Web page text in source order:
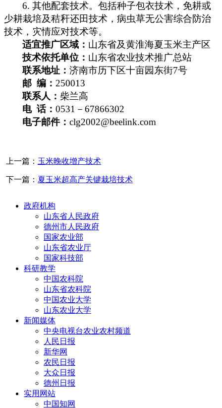
6.其他配套技术。包括种子包衣技术，免耕或
少耕栽培及秸秆还田技术，病虫草无公害综合防治
技术，灾情应对技术等。
适宜推广区域： 山东省及黄淮海夏玉米主产区
技术依托单位： 山东省农业技术推广总站
联系地址：济南市历下区十亩园东街7号
邮 编： 250013
联系人： 柴兰高
电 话：0531 －67866302
电子邮件：clg2002@beelink.com
上一篇： 玉米晚收增产技术
下一篇： 夏玉米超高产关键栽培技术
政府机构
山东省人民政府
德州市人民政府
国家农业部
山东省农业厅
国家科技部
科研教学
中国农科院
山东省农科院
中国农业大学
山东农业大学
新闻媒体
中央电视台农业农村频道
人民日报
新华网
农民日报
大众日报
德州日报
实用网站
中国知网